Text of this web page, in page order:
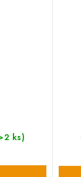
ks)